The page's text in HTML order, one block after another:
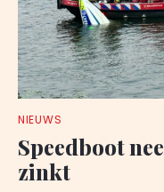
NIEUWS
Speedboot
zinkt